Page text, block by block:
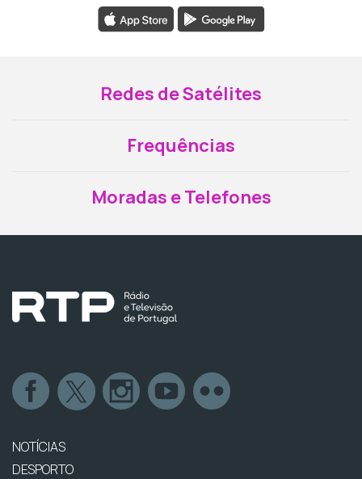
Redes de Satélites
Frequências
Moradas e Telefones
NOTÍCIAS
DESPORTO